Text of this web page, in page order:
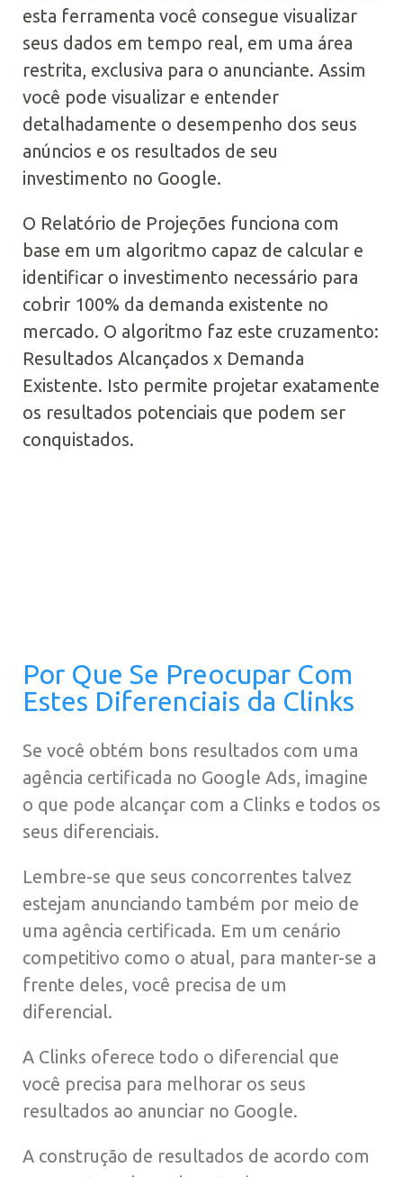
esta ferramenta você consegue visualizar
seus dados em tempo real, em uma área
restrita, exclusiva para o anunciante. Assim
você pode visualizar e entender
detalhadamente o desempenho dos seus
anúncios e os resultados de seu
investimento no Google.
O Relatório de Projeções funciona com
base em um algoritmo capaz de calcular e
identificar o investimento necessário para
cobrir 100% da demanda existente no
mercado. O algoritmo faz este cruzamento:
Resultados Alcançados x Demanda
Existente. Isto permite projetar exatamente
os resultados potenciais que podem ser
conquistados.
Por Que Se Preocupar Com
Estes Diferenciais da Clinks
Se você obtém bons resultados com uma
agência certificada no Google Ads, imagine
o que pode alcançar com a Clinks e todos os
seus diferenciais.
Lembre-se que seus concorrentes talvez
estejam anunciando também por meio de
uma agência certificada. Em um cenário
competitivo como o atual, para manter-se a
frente deles, você precisa de um
diferencial.
A Clinks oferece todo o diferencial que
você precisa para melhorar os seus
resultados ao anunciar no Google.
A construção de resultados de acordo com